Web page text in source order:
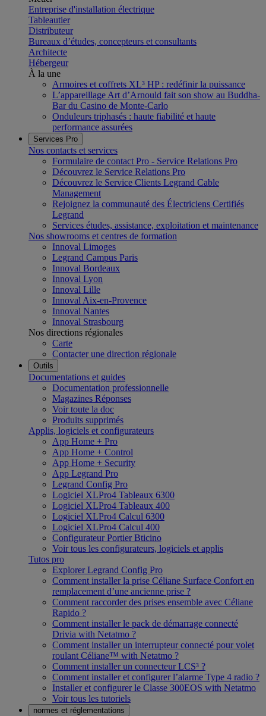
Entreprise d'installation électrique
Tableautier
Distributeur
Bureaux d’études, concepteurs et consultants
Architecte
Hébergeur
À la une
Armoires et coffrets XL³ HP : redéfinir la puissance
L’appareillage Art d’Arnould fait son show au Buddha-
Bar du Casino de Monte-Carlo
Onduleurs triphasés : haute fiabilité et haute
performance assurées
Services Pro
Nos contacts et services
Formulaire de contact Pro - Service Relations Pro
Découvrez le Service Relations Pro
Découvrez le Service Clients Legrand Cable
Management
Rejoignez la communauté des Électriciens Certifiés
Legrand
Services études, assistance, exploitation et maintenance
Nos showrooms et centres de formation
Innoval Limoges
Legrand Campus Paris
Innoval Bordeaux
Innoval Lyon
Innoval Lille
Innoval Aix-en-Provence
Innoval Nantes
Innoval Strasbourg
Nos directions régionales
Carte
Contacter une direction régionale
Outils
Documentations et guides
Documentation professionnelle
Magazines Réponses
Voir toute la doc
Produits supprimés
Applis, logiciels et configurateurs
App Home + Pro
App Home + Control
App Home + Security
App Legrand Pro
Legrand Config Pro
Logiciel XLPro4 Tableaux 6300
Logiciel XLPro4 Tableaux 400
Logiciel XLPro4 Calcul 6300
Logiciel XLPro4 Calcul 400
Configurateur Portier Bticino
Voir tous les configurateurs, logiciels et applis
Tutos pro
Explorer Legrand Config Pro
Comment installer la prise Céliane Surface Confort en
remplacement d’une ancienne prise ?
Comment raccorder des prises ensemble avec Céliane
Rapido ?
Comment installer le pack de démarrage connecté
Drivia with Netatmo ?
Comment installer un interrupteur connecté pour volet
roulant Céliane™ with Netatmo ?
Comment installer un connecteur LCS³ ?
Comment installer et configurer l’alarme Type 4 radio ?
Installer et configurer le Classe 300EOS with Netatmo
Voir tous les tutoriels
normes et réglementations